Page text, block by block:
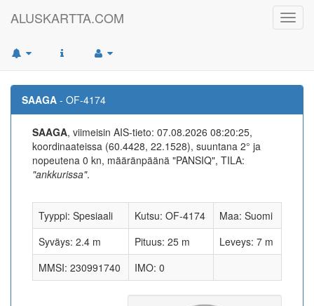
ALUSKARTTA.COM
SAAGA - OF-4174
SAAGA, viimeisin AIS-tieto: 07.08.2026 08:20:25,
koordinaateissa (60.4428, 22.1528), suuntana 2° ja
nopeutena 0 kn, määränpäänä "PANSIQ", TILA:
"ankkurissa".
Tyyppi: Spesiaali Kutsu: OF-4174
Maa: Suomi
Syväys: 2.4 m
Pituus: 25 m
Leveys: 7 m
MMSI: 230991740
IMO: 0